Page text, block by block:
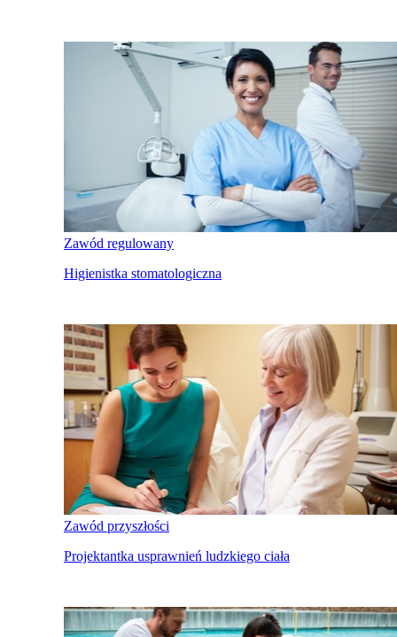
Zawód regulowany
Higienistka stomatologiczna
Zawód przyszłości
Projektantka usprawnień ludzkiego ciała